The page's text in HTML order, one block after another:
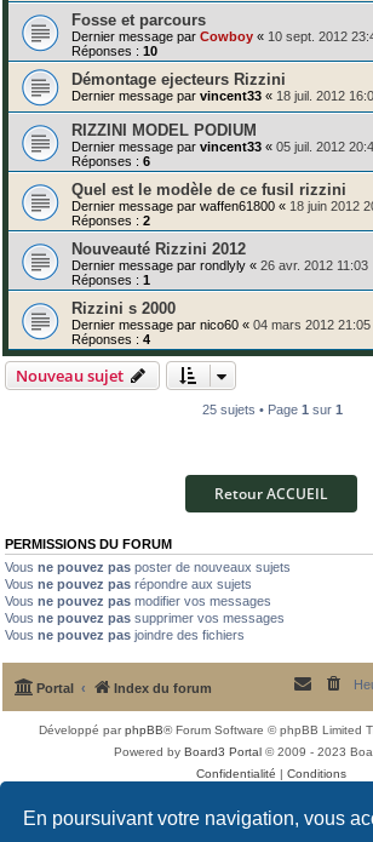
En poursuivant votre navigation, vous
Fosse et parcours
Dernier message par Cowboy « 10 sept. 2012
Réponses : 10
Démontage ejecteurs Rizzini
Dernier message par vincent33 « 18 juil. 2012
RIZZINI MODEL PODIUM
Dernier message par vincent33 « 05 juil. 2012
Réponses : 6
Quel est le modèle de ce fusil rizzini
Dernier message par waffen61800 « 18 juin 2012
Réponses : 2
Nouveauté Rizzini 2012
Dernier message par rondlyly « 26 avr. 2012 11:03
Réponses : 1
Rizzini s 2000
Dernier message par nico60 « 04 mars 2012 21:05
Réponses : 4
Nouveau sujet
25 sujets • Page 1 sur 1
Retour ACCUEIL
PERMISSIONS DU FORUM
Vous ne pouvez pas poster de nouveaux sujets
Vous ne pouvez pas répondre aux sujets
Vous ne pouvez pas modifier vos messages
Vous ne pouvez pas supprimer vos messages
Vous ne pouvez pas joindre des fichiers
Portal Index du forum
Développé parphpBB® Forum Software © phpBB Limited
Powered by Board3 Portal© 2009 - 2023
Confidentialité | Conditions